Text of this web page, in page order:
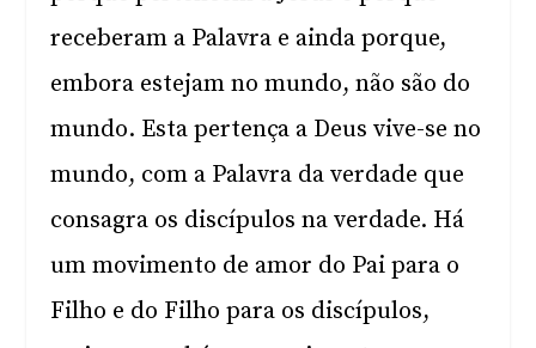
receberam a Palavra e ainda porque,
embora estejam no mundo, não são do
mundo. Esta pertença a Deus vive-se no
mundo, com a Palavra da verdade que
consagra os discípulos na verdade. Há
um movimento de amor do Pai para o
Filho e do Filho para os discípulos,